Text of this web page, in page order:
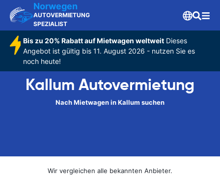
Norwegen
AUTOVERMIETUNG
SPEZIALIST
Bis zu 20% Rabatt auf Mietwagen weltweitDieses
Angebot ist gültig bis 11. August 2026 - nutzen Sie es
noch heute!
Kallum Autovermietung
Nach Mietwagen in Kallum suchen
Wir vergleichen alle bekannten Anbieter.